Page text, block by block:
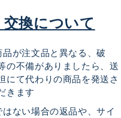
交換について
品が注文品と異なる、破
の不備がありましたら、送
にて代わりの商品を発送さ
きます
はない場合の返品や、サイ